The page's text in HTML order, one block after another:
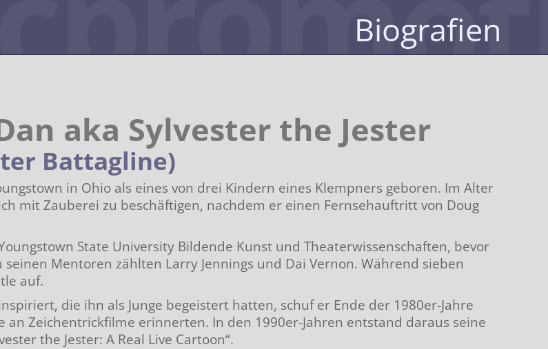
Biografien
aka Sylvester the Jester
Battagline)
in Ohio als eines von drei Kindern eines Klempners geboren. Im Alter
mit Zauberei zu beschäftigen, nachdem er einen Fernsehauftritt von Doug
State University Bildende Kunst und Theaterwissenschaften, bevor
seinen Mentoren zählten Larry Jennings und Dai Vernon. Während sieben
auf.
die ihn als Junge begeistert hatten, schuf er Ende der 1980er-Jahre
an Zeichentrickfilme erinnerten. In den 1990er-Jahren entstand daraus seine
the Jester: A Real Live Cartoon“.